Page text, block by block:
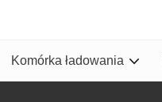
Komórka ładowania